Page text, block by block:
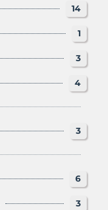
14
1
3
4
3
6
3